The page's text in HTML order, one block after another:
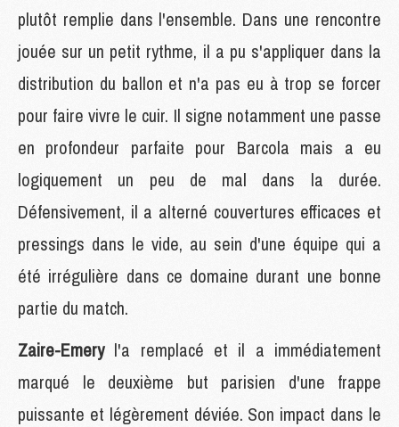
plutôt remplie dans l'ensemble. Dans une rencontre
jouée sur un petit rythme, il a pu s'appliquer dans la
distribution du ballon et n'a pas eu à trop se forcer
pour faire vivre le cuir. Il signe notamment une passe
en profondeur parfaite pour Barcola mais a eu
logiquement un peu de mal dans la durée.
Défensivement, il a alterné couvertures efficaces et
pressings dans le vide, au sein d'une équipe qui a
été irrégulière dans ce domaine durant une bonne
partie du match.
Zaire-Emery l'a remplacé et il a immédiatement
marqué le deuxième but parisien d'une frappe
puissante et légèrement déviée. Son impact dans le